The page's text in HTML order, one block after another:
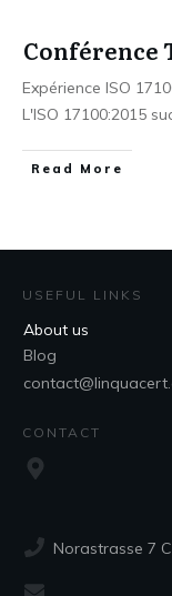
Conférence
Expérience ISO
L'ISO 17100:2015
Read More
USEFUL LINKS
About us
Blog
CONTACT
Norastrasse 7